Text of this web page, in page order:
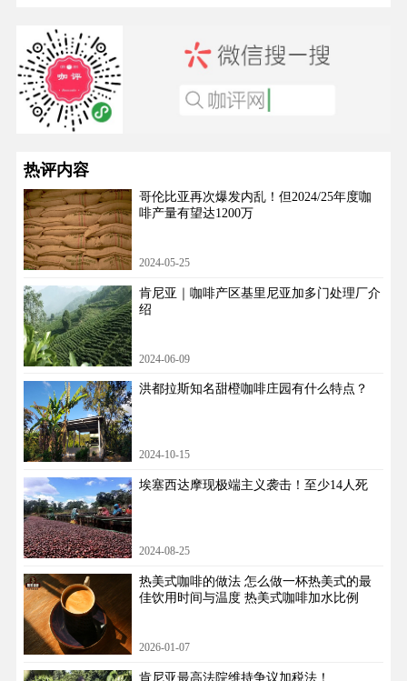
热评内容
哥伦比亚再次爆发内乱！但2024/25年度咖
啡产量有望达1200万
2024-05-25
肯尼亚｜咖啡产区基里尼亚加多门处理厂介
绍
2024-06-09
洪都拉斯知名甜橙咖啡庄园有什么特点？
2024-10-15
埃塞西达摩现极端主义袭击！至少14人死
2024-08-25
热美式咖啡的做法 怎么做一杯热美式的最
佳饮用时间与温度 热美式咖啡加水比例
2026-01-07
肯尼亚最高法院维持争议加税法！